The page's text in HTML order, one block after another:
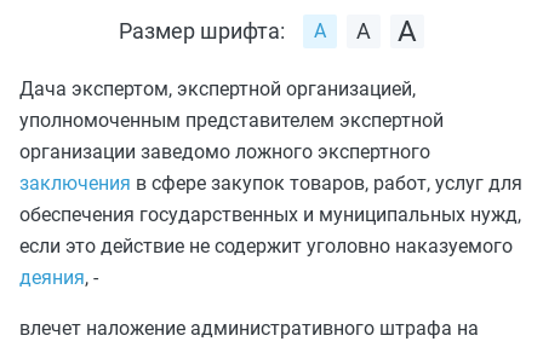
Размер шрифта:
Дача экспертом, экспертной организацией,
уполномоченным представителем экспертной
организации заведомо ложного экспертного
заключения в сфере закупок товаров, работ, услуг для
обеспечения государственных и муниципальных нужд,
если это действие не содержит уголовно наказуемого
деяния, -
влечет наложение административного штрафа на